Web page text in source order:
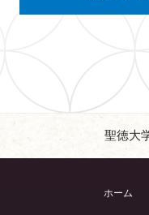
聖徳大
ホーム